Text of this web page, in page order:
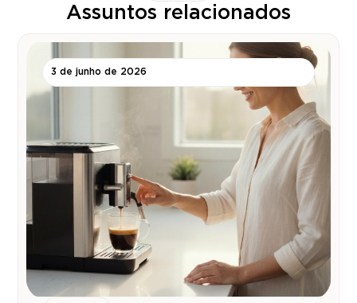
Assuntos relacionados
3 de junho de 2026